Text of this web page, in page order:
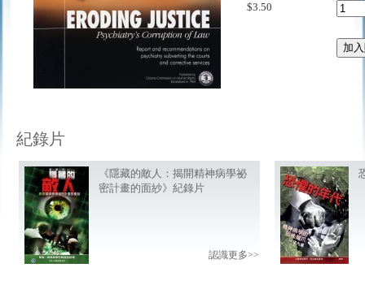
CCHR全球搜尋器
《狠狠撈一筆》
《精神病學：死亡工業》
《精神科處方造成暴力行為》
報告藥物反應：
免費資訊工具組
$3.50
紀錄片
《隱藏的敵人：揭開精神病學祕
密計畫的面紗》紀錄片
認識更多>>